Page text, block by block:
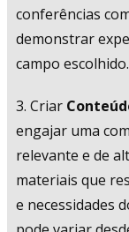
conferências
demonstrar
campo escolhido.
3. Criar
engajar uma
relevante e de
materiais que
e necessidades